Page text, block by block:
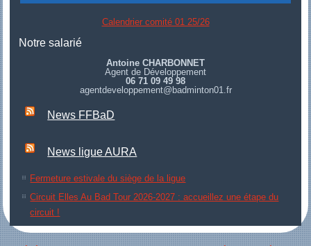
Calendrier comité 01 25/26
Notre salarié
Antoine CHARBONNET
Agent de Développement
06 71 09 49 98
agentdeveloppement@badminton01.fr
News FFBaD
News ligue AURA
Fermeture estivale du siège de la ligue
Circuit Elles Au Bad Tour 2026-2027 : accueillez une étape du
circuit !